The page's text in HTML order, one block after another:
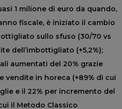
1 milione di euro da quando,
fiscale, è iniziato il cambio
sullo sfuso (30/70 vs
dell’imbottigliato (+5,2%);
aumentati del 20% grazie
vendite in horeca (+89% di cui
e il 22% per incremento del
il Metodo Classico